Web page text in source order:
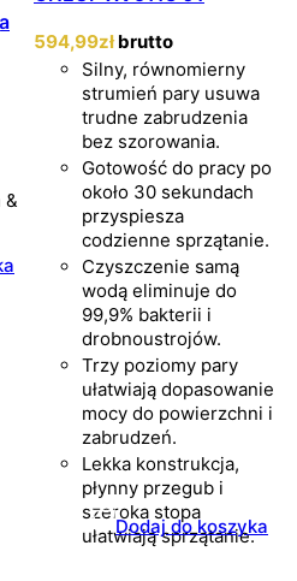
&
594,99zł brutto
Silny, równomierny
strumień pary usuwa
trudne zabrudzenia
bez szorowania.
Gotowość do pracy po
około 30 sekundach
przyspiesza
codzienne sprzątanie.
Czyszczenie samą
wodą eliminuje do
99,9% bakterii i
drobnoustrojów.
Trzy poziomy pary
ułatwiają dopasowanie
mocy do powierzchni i
zabrudzeń.
Lekka konstrukcja,
płynny przegub i
szeroka stopa
ułatwiają sprzątanie.
Dodaj do koszyka